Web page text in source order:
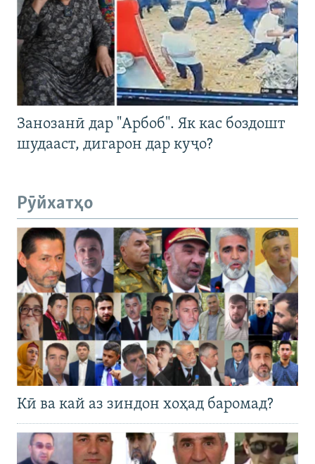
Занозанӣ дар "Арбоб". Як кас боздошт
шудааст, дигарон дар куҷо?
Рӯйхатҳо
Кӣ ва кай аз зиндон хоҳад баромад?